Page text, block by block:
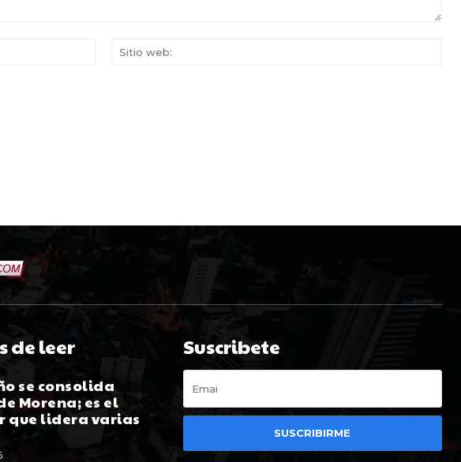
Correo
de leer
se consolida
Morena; es el
que lidera varias
Suscribete
SUSCRIBIRME